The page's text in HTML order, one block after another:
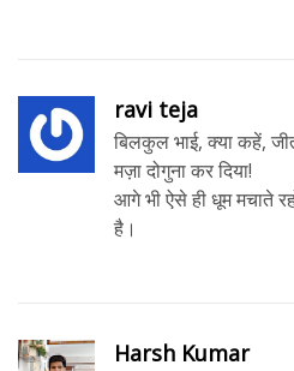
ravi teja
बिलकुल भाई, क्या कहें,
मज़ा दोगुना कर दिया!
आगे भी ऐसे ही धूम मचाते
है।
Harsh Kumar